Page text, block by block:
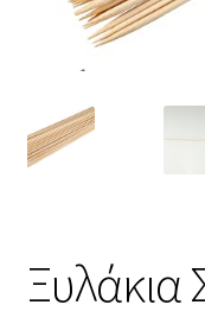
Ξυλάκια